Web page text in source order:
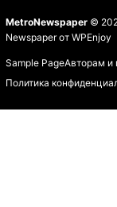
MetroNewspaper©
Newspaperот WPEnjoy
Sample PageАвторам и
Политика